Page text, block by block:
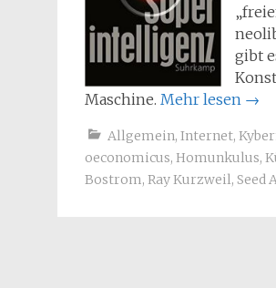
gibt
Maschine. Mehr lesen →
Allgemein, Internet,
oeconomicus, Homunkulus,
Bostrom, Ray Kurzweil, Seed